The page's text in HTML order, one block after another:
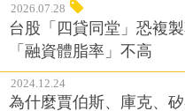
2026.07.28
台股「四貸同堂」恐複
「融資體脂率」不高
2024.12.24
為什麼賈伯斯、庫克、